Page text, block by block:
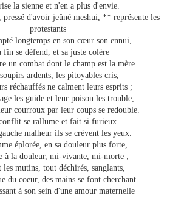
la sienne et n'en a plus d'envie.
, pressé d'avoir jeûné meshui, ** représente les
protestants
longtemps en son cœur son ennui,
fin se défend, et sa juste colère
un combat dont le champ est la mère.
ardents, les pitoyables cris,
réchauffés ne calment leurs esprits ;
les guide et leur poison les trouble,
courroux par leur coups se redouble.
se rallume et fait si furieux
malheur ils se crèvent les yeux.
éplorée, en sa douleur plus forte,
à la douleur, mi-vivante, mi-morte ;
mutins, tout déchirés, sanglants,
du coeur, des mains se font cherchant.
à son sein d'une amour maternelle